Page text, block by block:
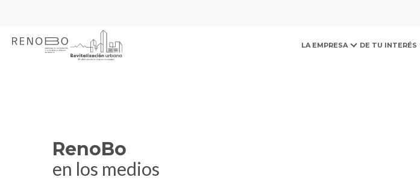
contenido
Sitio Web Empresa de Renovación y
LA EMPRESA DE TU INTERÉS
RenoBo
en los medios